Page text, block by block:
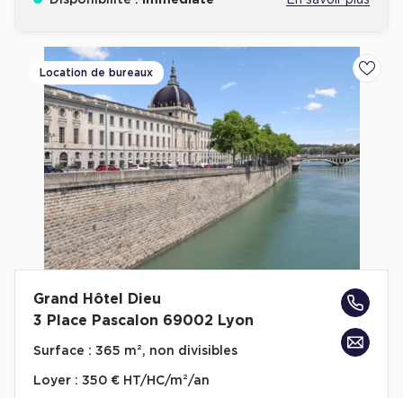
Location de bureaux
Grand Hôtel Dieu
3 Place Pascalon 69002 Lyon
Surface : 365 m², non divisibles
Loyer : 350 € HT/HC/m²/an